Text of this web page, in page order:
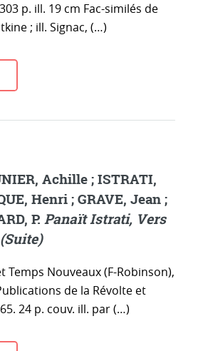
p. ill. 19 cm Fac-similés de
; ill. Signac, (…)
Achille ; ISTRATI,
Henri ; GRAVE, Jean ;
P. Panaït Istrati, Vers
Temps Nouveaux (F-Robinson),
de la Révolte et
24 p. couv. ill. par (…)